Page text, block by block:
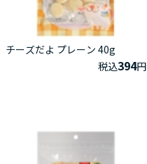
チーズだよ プレーン 40g
税込394円